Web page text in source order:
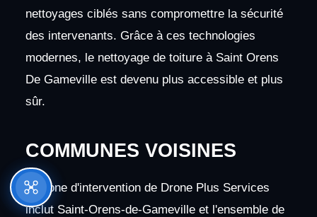
nettoyages ciblés sans compromettre la sécurité
des intervenants. Grâce à ces technologies
modernes, le nettoyage de toiture à Saint Orens
De Gameville est devenu plus accessible et plus
sûr.
COMMUNES VOISINES
La zone d'intervention de Drone Plus Services
inclut Saint-Orens-de-Gameville et l'ensemble de